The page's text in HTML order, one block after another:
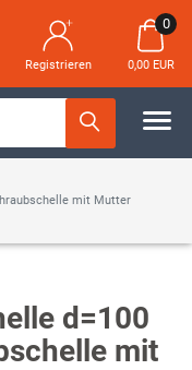
Registrieren
0
0,00 EUR
mit Mutter
d=100
mit